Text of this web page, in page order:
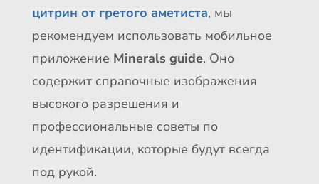
цитрин от гретого аметиста, мы
рекомендуем использовать мобильное
приложение Minerals guide. Оно
содержит справочные изображения
высокого разрешения и
профессиональные советы по
идентификации, которые будут всегда
под рукой.